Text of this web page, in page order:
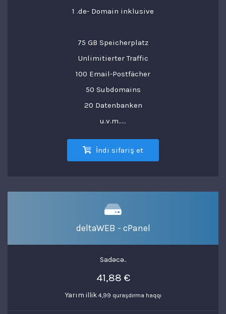
1 .de- Domain inklusive
75 GB Speicherplatz
Unlimitierter Traffic
100 Email-Postfächer
50 Subdomains
20 Datenbanken
u.v.m.....
İndi sifariş et
deltaWEB - cPanel
Sadəcə..
41,88 €
Yarım illik 4,99 quraşdırma haqqı